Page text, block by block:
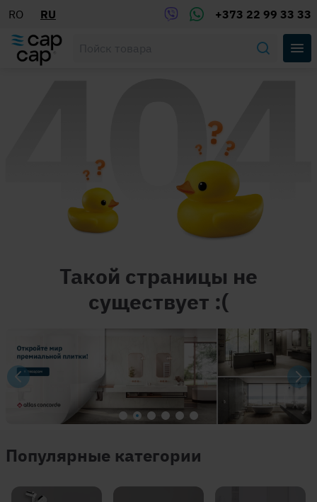
RO RU +373 22 99 33 33
Такой страницы не
существует :(
Популярные категории